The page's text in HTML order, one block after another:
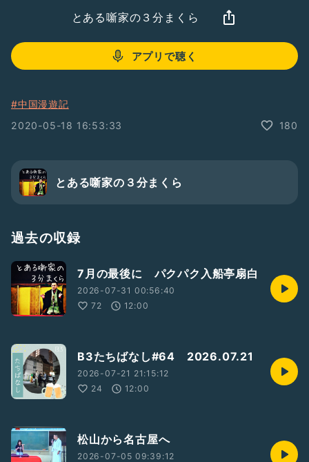
とある噺家の３分まくら
アプリで聴く
#中国漫遊記
2020-05-18 16:53:33
180
とある噺家の３分まくら
過去の収録
7月の最後に パクパク入船亭扇白
2026-07-31 00:56:40
72
12:00
B3たちばなし#64 2026.07.21
2026-07-21 21:15:12
24
12:00
松山から名古屋へ
2026-07-05 09:39:12